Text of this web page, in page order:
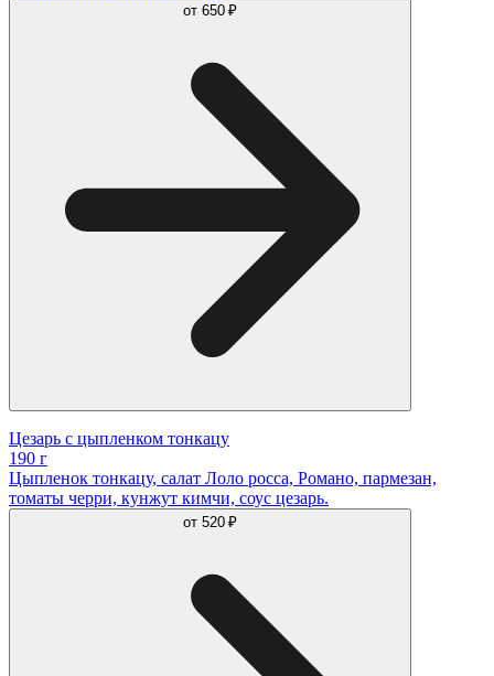
от 650 ₽
Цезарь с цыпленком тонкацу
190 г
Цыпленок тонкацу, салат Лоло росса, Романо, пармезан,
томаты черри, кунжут кимчи, соус цезарь.
от 520 ₽